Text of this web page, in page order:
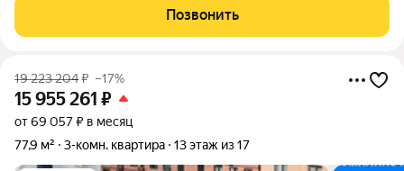
пространство , комфорт , удобство. Преимущество объекта:
1.Раздельный, большой санузел ,
Позвонить
19 223 204₽ –17%
15 955 261 ₽
от 69 057 ₽ в месяц
77,9 м²
3-комн. квартира 13 этаж из 17